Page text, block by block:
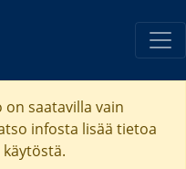
saatavilla vain
infosta lisää tietoa